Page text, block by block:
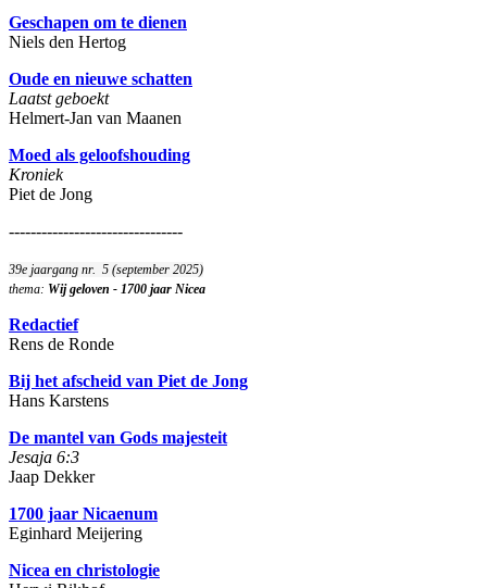
Geschapen om te dienen
Niels den Hertog
Oude en nieuwe schatten
Laatst geboekt
Helmert-Jan van Maanen
Moed als geloofshouding
Kroniek
Piet de Jong
--------------------------------
39e jaargang nr. 5 (september 2025)
thema: Wij geloven - 1700 jaar Nicea
Redactief
Rens de Ronde
Bij het afscheid van Piet de Jong
Hans Karstens
De mantel van Gods majesteit
Jesaja 6:3
Jaap Dekker
1700 jaar Nicaenum
Eginhard Meijering
Nicea en christologie